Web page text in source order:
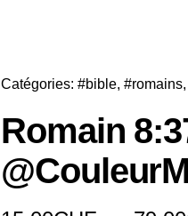
Catégories:#bible,#romains
Romain